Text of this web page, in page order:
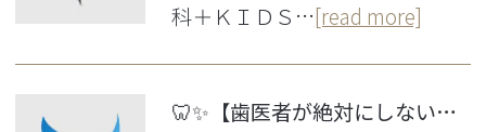
科＋ＫＩＤＳ…[read more]
🦷✨【歯医者が絶対にしない習慣5選】実はあなた、やっていませんか？😱